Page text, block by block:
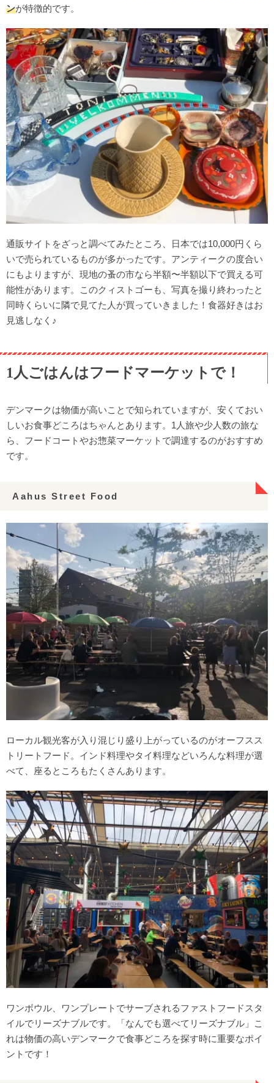
ンが特徴的です。
通販サイトをざっと調べてみたところ、日本では10,000円くら
いで売られているものが多かったです。アンティークの度合い
にもよりますが、現地の蚤の市なら半額〜半額以下で買える可
能性があります。このクィストゴーも、写真を撮り終わったと
同時くらいに隣で見てた人が買っていきました！食器好きはお
見逃しなく♪
1人ごはんはフードマーケットで！
デンマークは物価が高いことで知られていますが、安くておい
しいお食事どころはちゃんとあります。1人旅や少人数の旅な
ら、フードコートやお惣菜マーケットで調達するのがおすすめ
です。
Aahus Street Food
ローカル観光客が入り混じり盛り上がっているのがオーフスス
トリートフード。インド料理やタイ料理などいろんな料理が選
べて、座るところもたくさんあります。
ワンボウル、ワンプレートでサーブされるファストフードスタ
イルでリーズナブルです。「なんでも選べてリーズナブル」こ
れは物価の高いデンマークで食事どころを探す時に重要なポイ
ントです！